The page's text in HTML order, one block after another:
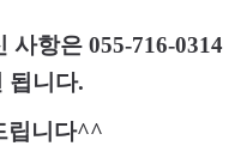
사항은 055-716-0314
됩니다.
립니다^^